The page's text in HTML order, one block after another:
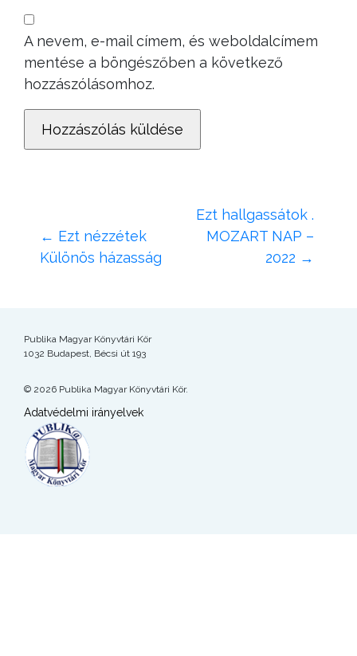
A nevem, e-mail címem, és weboldalcímem
mentése a böngészőben a következő
hozzászólásomhoz.
← Ezt nézzétek
Különös házasság
Ezt hallgassátok .
MOZART NAP –
2022 →
Publika Magyar Könyvtári Kör
1032 Budapest, Bécsi út 193
© 2026 Publika Magyar Könyvtári Kör.
Adatvédelmi irányelvek